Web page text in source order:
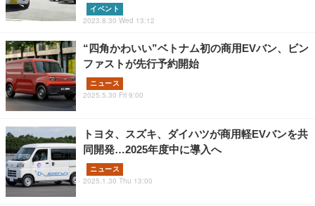
イベント
2023.8.30 Wed 13:12
“四角かわいい”ベトナム初の商用EVバン、ビン
ファストが先行予約開始
ニュース
2025.5.30 Fri 9:00
トヨタ、スズキ、ダイハツが商用軽EVバンを共
同開発…2025年度中に導入へ
ニュース
2025.1.30 Thu 13:00